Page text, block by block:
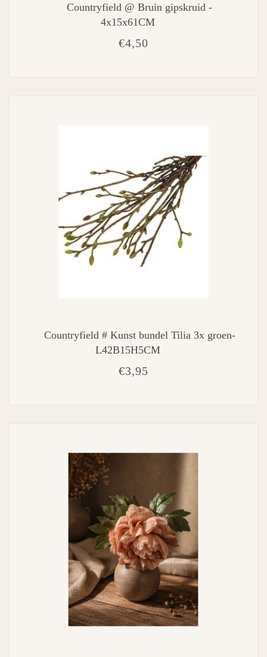
Countryfield @ Bruin gipskruid -
4x15x61CM
€4,50
Countryfield # Kunst bundel Tilia 3x groen-
L42B15H5CM
€3,95